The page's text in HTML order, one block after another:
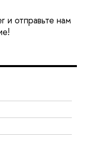
отправьте нам